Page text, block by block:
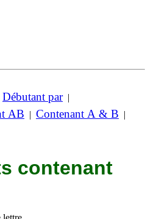
Débutant par|
AB | Contenant A & B |
contenant